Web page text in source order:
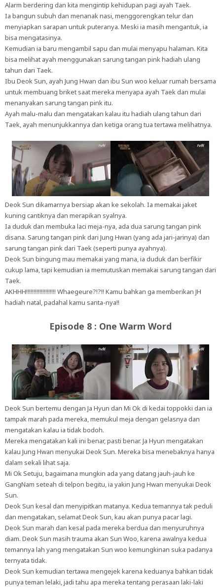
Alarm berdering dan kita mengintip kehidupan pagi ayah Taek.
Ia bangun subuh dan menanak nasi, menggorengkan telur dan
menyiapkan sarapan untuk puteranya. Meski ia masih mengantuk, ia
bisa mengatasinya.
Kemudian ia baru mengambil sapu dan mulai menyapu halaman. Kita
bisa melihat ayah menggunakan sarung tangan pink hadiah ulang
tahun dari Taek.
Ibu Deok Sun, ayah Jung Hwan dan ibu Sun woo keluar rumah bersama
untuk membuang briket saat mereka menyapa ayah Taek dan mulai
menanyakan sarung tangan pink itu.
Ayah malu-malu dan mengatakan kalau itu hadiah ulang tahun dari
Taek, ayah menunjukkannya dan ketiga orang tua tertawa melihatnya.
Deok Sun dikamarnya bersiap akan ke sekolah. Ia memakai jaket
kuning cantiknya dan merapikan syalnya.
Ia duduk dan membuka laci meja-nya, ada dua sarung tangan pink
disana. Sarung tangan pink dari Jung Hwan (yang ada jari-jarinya) dan
sarung tangan pink dari Taek (seperti punya ayahnya).
Deok Sun bingung mau memakai yang mana, ia duduk dan berfikir
cukup lama, tapi kemudian ia memutuskan memakai sarung tangan dari
Taek.
AKHHH!!!!!!!!!!!!!!!!!!!! Whaegeure?!?!! Kamu bahkan ga memberikan JH
hadiah natal, padahal kamu santa-nya!!
Episode 8 : One Warm Word
Deok Sun bertemu dengan Ja Hyun dan Mi Ok di kedai toppokki dan ia
tampak marah pada mereka, memukul meja dengan gelasnya dan
mengatakan kalau ia tidak bodoh.
Mereka mengatakan kali ini benar, pasti benar. Ja Hyun mengatakan
kalau Jung Hwan menyukai Deok Sun. Mereka bisa menebaknya hanya
dalam sekali lihat saja.
Mi Ok Setuju, bagaimana mungkin ada yang datang jauh-jauh ke
GangNam seteah di telpon begitu, ia yakin Jung Hwan menyukai Deok
Sun.
Deok Sun kesal dan menyipitkan matanya. Kedua temannya tak peduli
dan mengatakan, selamat Deok Sun, kau akan punya pacar lagi.
Deok Sun marah dan kesal pada mereka berdua dan menyuruhnya
diam. Deok Sun masih trauma akan Sun Woo, karena awalnya kedua
temannya lah yang mengatakan Sun woo kemungkinan suka padanya
ternyata tidak.
Deok Sun kemudian tertawa mengejek karena keduanya bahkan tidak
punya teman lelaki, jadi tahu apa mereka tentang perasaan laki-laki